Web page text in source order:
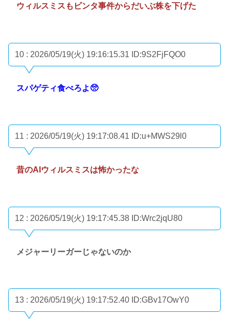
ウィルスミスもビンタ事件からだいぶ株を下げた
10 : 2026/05/19(火) 19:16:15.31 ID:9S2FjFQO0
スパゲティ食べろよ🥺
11 : 2026/05/19(火) 19:17:08.41 ID:u+MWS29l0
昔のAIウィルスミスは怖かったな
12 : 2026/05/19(火) 19:17:45.38 ID:Wrc2jqU80
メジャーリーガーじゃないのか
13 : 2026/05/19(火) 19:17:52.40 ID:GBv17OwY0